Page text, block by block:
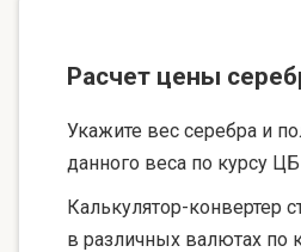
Расчет цены
Укажите вес серебра и
данного веса по курсу
Калькулятор-конвертер
в различных валютах по